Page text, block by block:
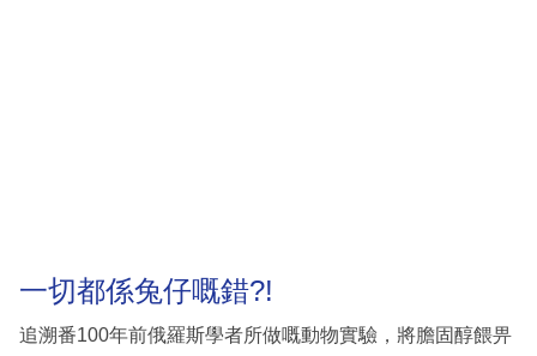
一切都係兔仔嘅錯?!
追溯番100年前俄羅斯學者所做嘅動物實驗，將膽固醇餵畀